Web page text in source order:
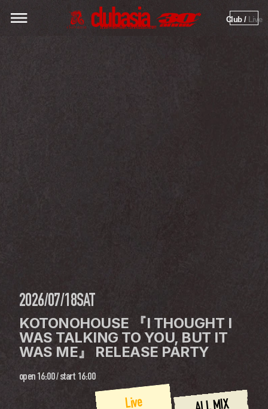
Club / Live
2026/07/18SAT
KOTONOHOUSE 『I THOUGHT I
WAS TALKING TO YOU, BUT IT
WAS ME』 RELEASE PARTY
open 16:00 / start 16:00
Live